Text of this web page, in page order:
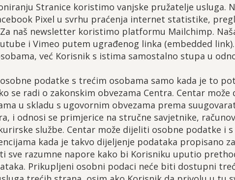
Stranice koristimo vanjske pružatelje usluga.
Pixel u svrhu praćenja internet statistike,
naš newsletter koristimo platformu Mailchimp.
i Vimeo putem ugrađenog linka (embedded
već Korisnik s istima samostalno stupa u
podatke s trećim osobama samo kada je to
se radi o zakonskim obvezama Centra. Centar
u skladu s ugovornim obvezama prema
i odnosi se primjerice na stručne savjetnike,
službe. Centar može dijeliti osobne podatke i
kada je takvo dijeljenje podataka propisano
sve razumne napore kako bi Korisniku uputio
Prikupljeni osobni podaci neće biti dostupni